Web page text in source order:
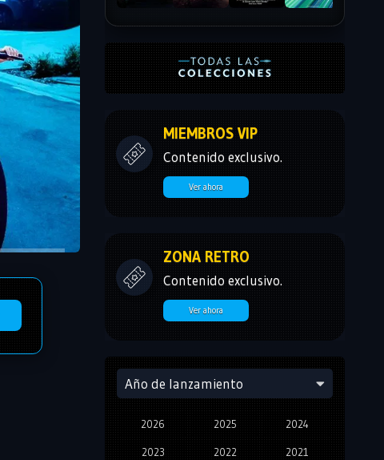
MIEMBROS VIP
Contenido exclusivo.
Ver ahora
ZONA RETRO
Contenido exclusivo.
Ver ahora
Año de lanzamiento
2026 2025 2024
2023 2022 2021